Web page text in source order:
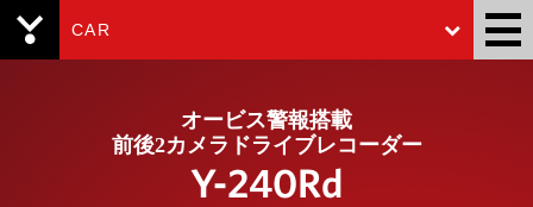
CAR
オービス警報搭載
前後2カメラドライブレコーダー
Y-240Rd